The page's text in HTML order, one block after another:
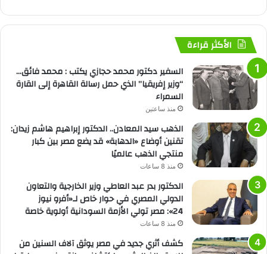
الأكثر قراءة
السفير دكتور محمد حجازي يكتب : محمد فائق…
“وزير إفريقيا” الذي حمل رسالة القاهرة إلى القارة
السمراء
منذ ساعتين
الذهب سيد المعادن.. الدكتور إبراهيم هاشم زيدان:
تقنين أوضاع «الدهابة» قد يضع مصر بين كبار
منتجي الذهب عالميًا
منذ 8 ساعات
الدكتور بدر عبد العاطي وزير الخارجية والتعاون
الدولي المصري في حوار خاص لـ«أفرو نيوز
24»: مصر تولي الأزمة السودانية أولوية خاصة
منذ 8 ساعات
كشف أثري جديد في مصر يوثق آلاف السنين من